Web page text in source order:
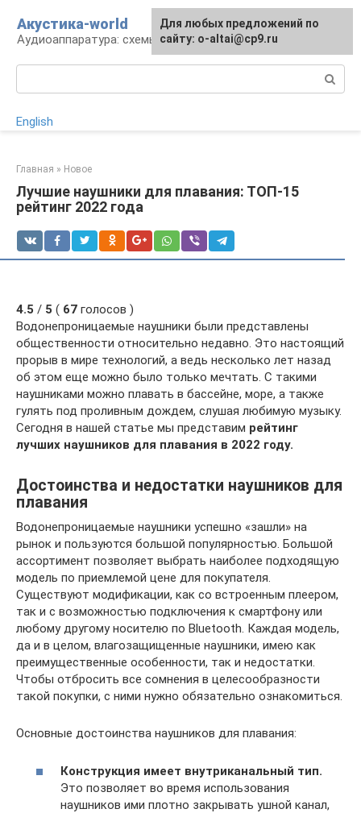
контенту
Акустика-world
Аудиоаппаратура: схемы и работа
English
Главная » Новое
Лучшие наушники для плавания: ТОП-15
рейтинг 2022 года
4.5 / 5 ( 67 голосов )
Водонепроницаемые наушники были представлены
общественности относительно недавно. Это настоящий
прорыв в мире технологий, а ведь несколько лет назад
об этом еще можно было только мечтать. С такими
наушниками можно плавать в бассейне, море, а также
гулять под проливным дождем, слушая любимую музыку.
Сегодня в нашей статье мы представим рейтинг
лучших наушников для плавания в 2022 году.
Достоинства и недостатки наушников для
плавания
Водонепроницаемые наушники успешно «зашли» на
рынок и пользуются большой популярностью. Большой
ассортимент позволяет выбрать наиболее подходящую
модель по приемлемой цене для покупателя.
Существуют модификации, как со встроенным плеером,
так и с возможностью подключения к смартфону или
любому другому носителю по Bluetooth. Каждая модель,
да и в целом, влагозащищенные наушники, имею как
преимущественные особенности, так и недостатки.
Чтобы отбросить все сомнения в целесообразности
такой покупки, с ними нужно обязательно ознакомиться.
Основные достоинства наушников для плавания:
Конструкция имеет внутриканальный тип.
Это позволяет во время использования
наушников ими плотно закрывать ушной канал,
Для любых предложений по
сайту: o-altai@cp9.ru